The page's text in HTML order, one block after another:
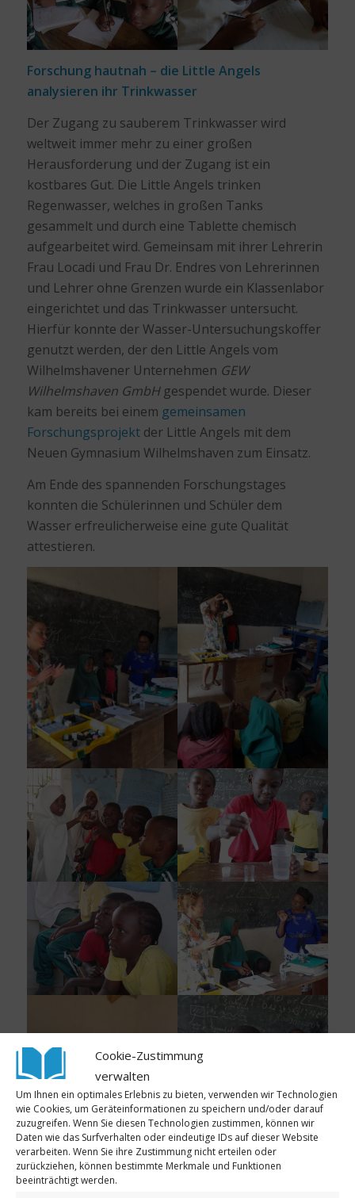
Cookie-Zustimmung
verwalten
Um Ihnen ein optimales Erlebnis zu bieten, verwenden wir Technologien
wie Cookies, um Geräteinformationen zu speichern und/oder darauf
zuzugreifen. Wenn Sie diesen Technologien zustimmen, können wir
Daten wie das Surfverhalten oder eindeutige IDs auf dieser Website
verarbeiten. Wenn Sie ihre Zustimmung nicht erteilen oder
zurückziehen, können bestimmte Merkmale und Funktionen
beeinträchtigt werden.
Forschung hautnah – die Little Angels
analysieren ihr Trinkwasser
Der Zugang zu sauberem Trinkwasser wird
weltweit immer mehr zu einer großen
Herausforderung und der Zugang ist ein
kostbares Gut. Die Little Angels trinken
Regenwasser, welches in großen Tanks
gesammelt und durch eine Tablette chemisch
aufgearbeitet wird. Gemeinsam mit ihrer Lehrerin
Frau Locadi und Frau Dr. Endres von Lehrerinnen
und Lehrer ohne Grenzen wurde ein Klassenlabor
eingerichtet und das Trinkwasser untersucht.
Hierfür konnte der Wasser-Untersuchungskoffer
genutzt werden, der den Little Angels vom
Wilhelmshavener Unternehmen GEW
Wilhelmshaven GmbHgespendet wurde. Dieser
kam bereits bei einem gemeinsamen
Forschungsprojektder Little Angels mit dem
Neuen Gymnasium Wilhelmshaven zum Einsatz.
Am Ende des spannenden Forschungstages
konnten die Schülerinnen und Schüler dem
Wasser erfreulicherweise eine gute Qualität
attestieren.